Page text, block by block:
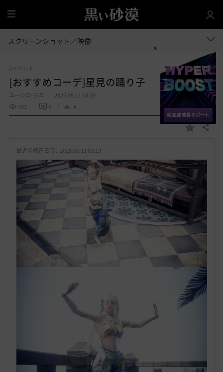
全
体
スクリーンショット／映像
#イベント
[おすすめコーデ]星見の踊り子
ユーシロ-日本
2025.05.11 03:19
703
0 4
お
入
り
共有する
最近の修正日時 : 2025.05.11 03:19